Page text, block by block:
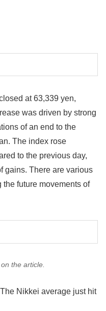
at 63,339 yen,
was driven by strong
of an end to the
The index rose
to the previous day,
gains. There are various
future movements of
the article.
Nikkei average just hit